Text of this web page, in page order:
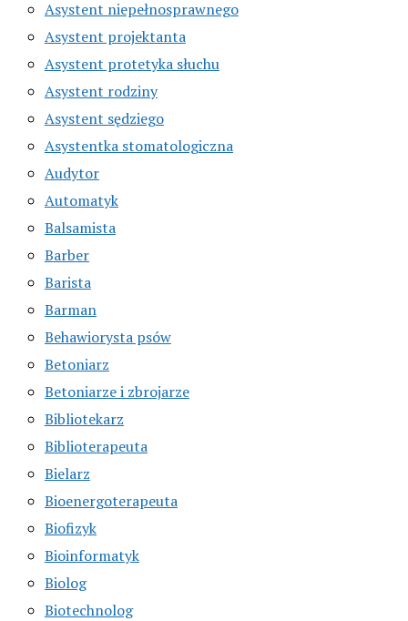
Asystent niepełnosprawnego
Asystent projektanta
Asystent protetyka słuchu
Asystent rodziny
Asystent sędziego
Asystentka stomatologiczna
Audytor
Automatyk
Balsamista
Barber
Barista
Barman
Behawiorysta psów
Betoniarz
Betoniarze i zbrojarze
Bibliotekarz
Biblioterapeuta
Bielarz
Bioenergoterapeuta
Biofizyk
Bioinformatyk
Biolog
Biotechnolog